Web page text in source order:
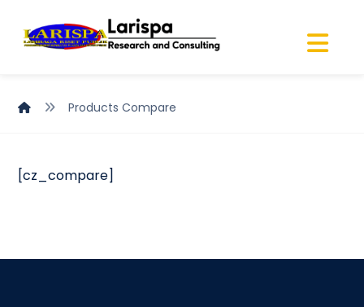
Products Compare
[cz_compare]